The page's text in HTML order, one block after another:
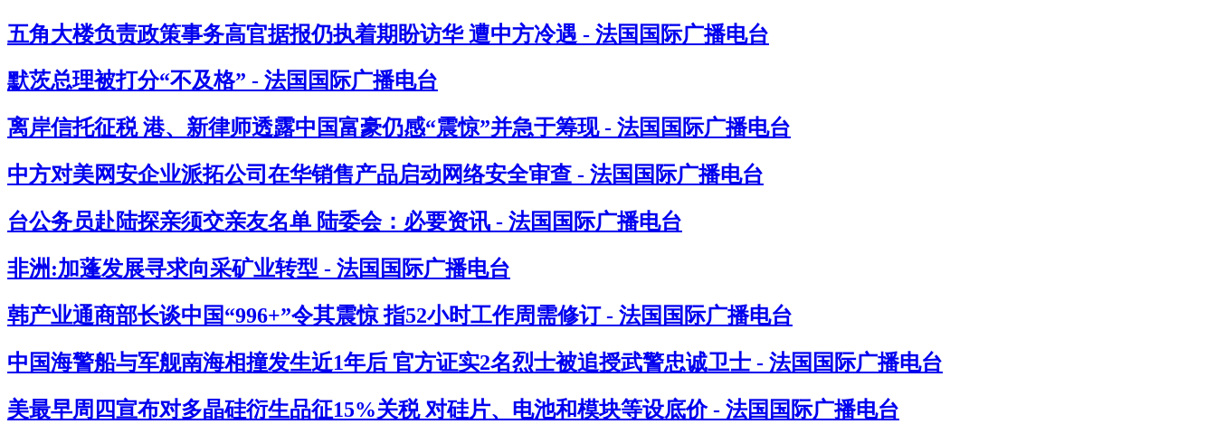
五角大楼负责政策事务高官据报仍执着期盼访华 遭中方冷遇 - 法国国际广播电台
默茨总理被打分“不及格” - 法国国际广播电台
离岸信托征税 港、新律师透露中国富豪仍感“震惊”并急于筹现 - 法国国际广播电台
中方对美网安企业派拓公司在华销售产品启动网络安全审查 - 法国国际广播电台
台公务员赴陆探亲须交亲友名单 陆委会：必要资讯 - 法国国际广播电台
非洲:加蓬发展寻求向采矿业转型 - 法国国际广播电台
韩产业通商部长谈中国“996+”令其震惊 指52小时工作周需修订 - 法国国际广播电台
中国海警船与军舰南海相撞发生近1年后 官方证实2名烈士被追授武警忠诚卫士 - 法国国际广播电台
美最早周四宣布对多晶硅衍生品征15%关税 对硅片、电池和模块等设底价 - 法国国际广播电台